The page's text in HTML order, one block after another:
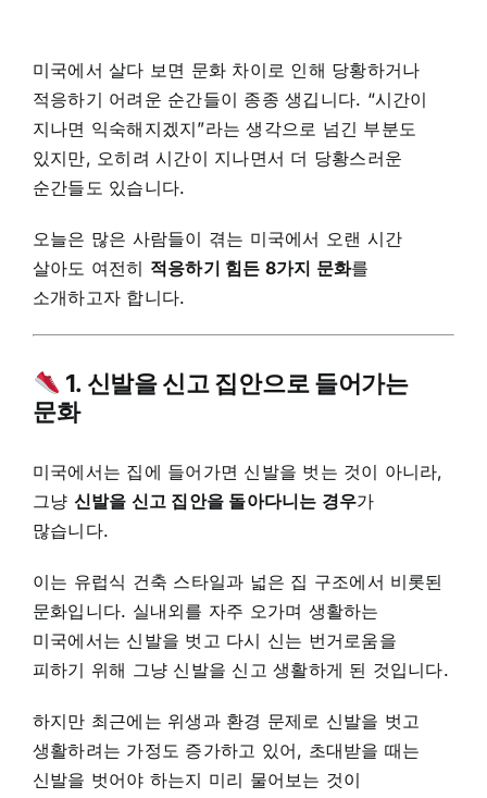
미국에서 살다 보면 문화 차이로 인해 당황하거나
적응하기 어려운 순간들이 종종 생깁니다. “시간이
지나면 익숙해지겠지”라는 생각으로 넘긴 부분도
있지만, 오히려 시간이 지나면서 더 당황스러운
순간들도 있습니다.
오늘은 많은 사람들이 겪는 미국에서 오랜 시간
살아도 여전히 적응하기 힘든 8가지 문화를
소개하고자 합니다.
1. 신발을 신고 집안으로 들어가는
문화
미국에서는 집에 들어가면 신발을 벗는 것이 아니라,
그냥 신발을 신고 집안을 돌아다니는 경우가
많습니다.
이는 유럽식 건축 스타일과 넓은 집 구조에서 비롯된
문화입니다. 실내외를 자주 오가며 생활하는
미국에서는 신발을 벗고 다시 신는 번거로움을
피하기 위해 그냥 신발을 신고 생활하게 된 것입니다.
하지만 최근에는 위생과 환경 문제로 신발을 벗고
생활하려는 가정도 증가하고 있어, 초대받을 때는
신발을 벗어야 하는지 미리 물어보는 것이